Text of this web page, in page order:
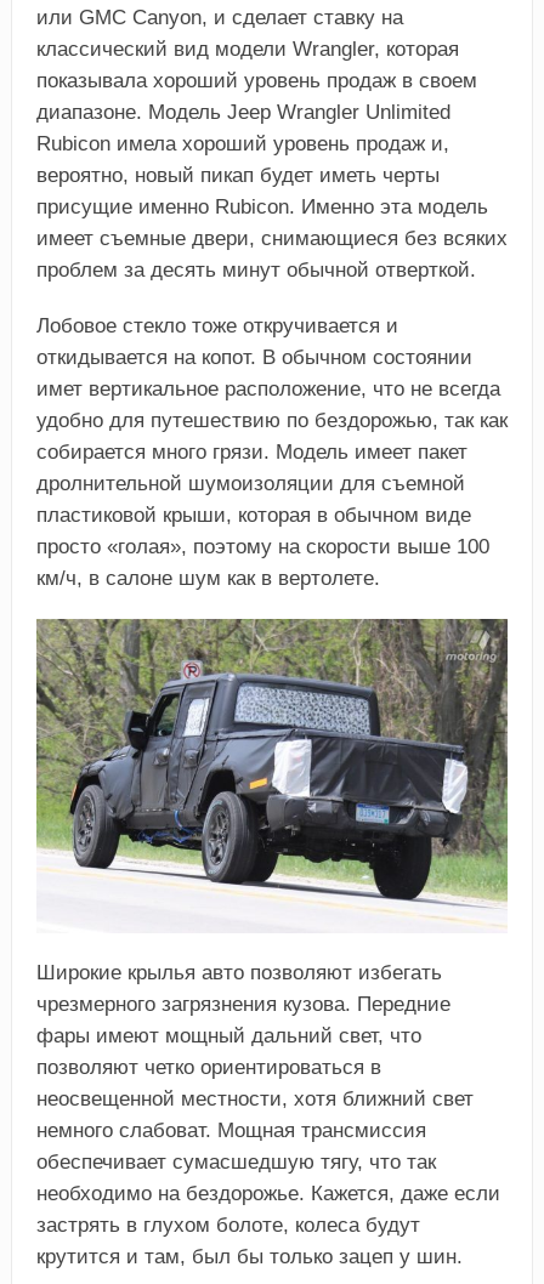
или GMC Canyon, и сделает ставку на
классический вид модели Wrangler, которая
показывала хороший уровень продаж в своем
диапазоне. Модель Jeep Wrangler Unlimited
Rubicon имела хороший уровень продаж и,
вероятно, новый пикап будет иметь черты
присущие именно Rubicon. Именно эта модель
имеет съемные двери, снимающиеся без всяких
проблем за десять минут обычной отверткой.
Лобовое стекло тоже откручивается и
откидывается на копот. В обычном состоянии
имет вертикальное расположение, что не всегда
удобно для путешествию по бездорожью, так как
собирается много грязи. Модель имеет пакет
дролнительной шумоизоляции для съемной
пластиковой крыши, которая в обычном виде
просто «голая», поэтому на скорости выше 100
км/ч, в салоне шум как в вертолете.
Широкие крылья авто позволяют избегать
чрезмерного загрязнения кузова. Передние
фары имеют мощный дальний свет, что
позволяют четко ориентироваться в
неосвещенной местности, хотя ближний свет
немного слабоват. Мощная трансмиссия
обеспечивает сумасшедшую тягу, что так
необходимо на бездорожье. Кажется, даже если
застрять в глухом болоте, колеса будут
крутится и там, был бы только зацеп у шин.